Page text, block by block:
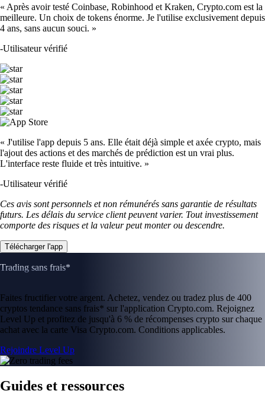
« Après avoir testé Coinbase, Robinhood et Kraken, Crypto.com est la
meilleure. Un choix de tokens énorme. Je l'utilise exclusivement depuis
4 ans, sans aucun souci. »
-Utilisateur vérifié
« J'utilise l'app depuis 5 ans. Elle était déjà simple et axée crypto, mais
l'ajout des actions et des marchés de prédiction est un vrai plus.
L'interface reste fluide et très intuitive. »
-Utilisateur vérifié
Ces avis sont personnels et non rémunérés sans garantie de résultats
futurs. Les délais du service client peuvent varier. Tout investissement
comporte des risques et la valeur peut monter ou descendre.
Télécharger l'app
Trading sans frais*
Faites fructifier votre argent. Achetez, vendez ou tradez plus de 400
cryptos tendance sans frais* sur l'application Crypto.com. Rejoignez
Level Up et profitez de jusqu'à 6 % de récompenses crypto sur chaque
achat avec la carte Visa Crypto.com. Conditions applicables.
Rejoindre Level Up
Guides et ressources